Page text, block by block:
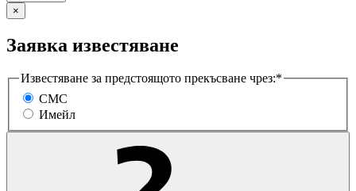
×
Заявка известяване
Известяване за предстоящото прекъсване чрез:*
СМС
Имейл